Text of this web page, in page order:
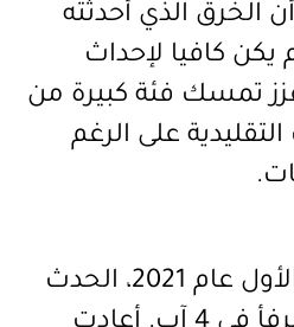
الخرق الذي أحدثته
يكن كافيا لإحداث
عزز تمسك فئة كبيرة من
على الرغم
.
كان 14 من تشرين الأول عام 2021، الحدث